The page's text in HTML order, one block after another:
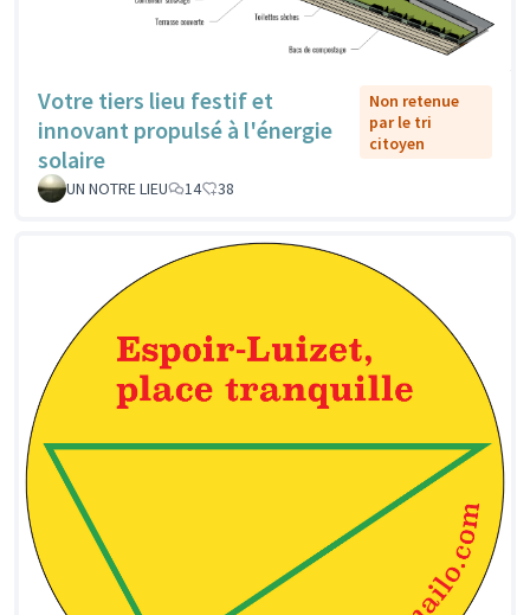
Votre tiers lieu festif et
innovant propulsé à l'énergie
solaire
Non retenue
par le tri
citoyen
UN NOTRE LIEU 14 38